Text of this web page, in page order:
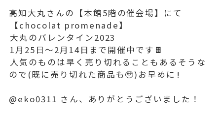
高知大丸さんの【本館5階の催会場】にて⁡⁡
⁡【chocolat promenade】⁡
⁡大丸のバレンタイン2023
⁡1月25日～2月14日まで開催中です🍫
⁡人気のものは早く売り切れることもあるそうな
ので(既に売り切れた商品も🥹)お早めに⁡!
@eko0311 さん、ありがとうございました！